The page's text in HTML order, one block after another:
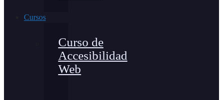
Cursos
Curso de
Accesibilidad
Web